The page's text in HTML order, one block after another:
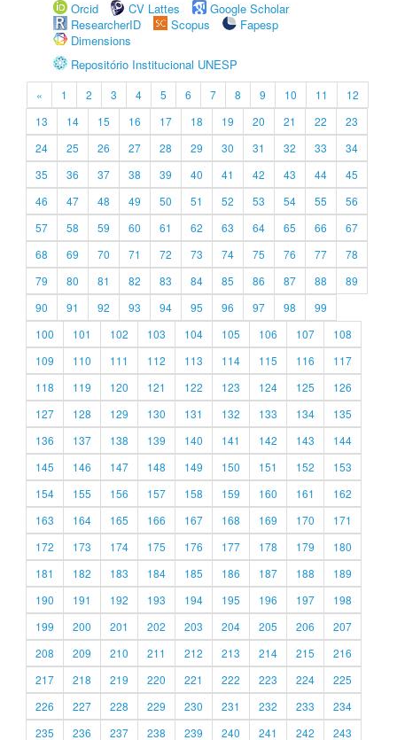
Orcid
CV Lattes
Google Scholar
ResearcherID
Scopus
Fapesp
Dimensions
Repositório Institucional UNESP
« 1 2 3 4 5 6 7 8 9 10 11
12
13
14 15 16 17 18 19 20 21 22
23
24
25 26 27 28 29 30 31 32 33
34
35
36 37 38 39 40 41 42 43 44
45
46
47 48 49 50 51 52 53 54 55
56
57
58 59 60 61 62 63 64 65 66
67
68
69 70 71 72 73 74 75 76 77
78
79
80 81 82 83 84 85 86 87 88
89
90
91 92 93 94 95 96 97 98
99
100
101 102 103 104 105 106 107
108
109
110 111 112 113 114 115 116
117
118
119 120 121 122 123 124 125
126
127
128 129 130 131 132 133 134
135
136
137 138 139 140 141 142 143
144
145
146 147 148 149 150 151 152
153
154
155 156 157 158 159 160 161
162
163
164 165 166 167 168 169 170
171
172
173 174 175 176 177 178 179
180
181
182 183 184 185 186 187 188
189
190
191 192 193 194 195 196 197
198
199
200 201 202 203 204 205 206
207
208
209 210 211 212 213 214 215
216
217
218 219 220 221 222 223 224
225
226
227 228 229 230 231 232 233
234
235
236 237 238 239 240 241 242 243